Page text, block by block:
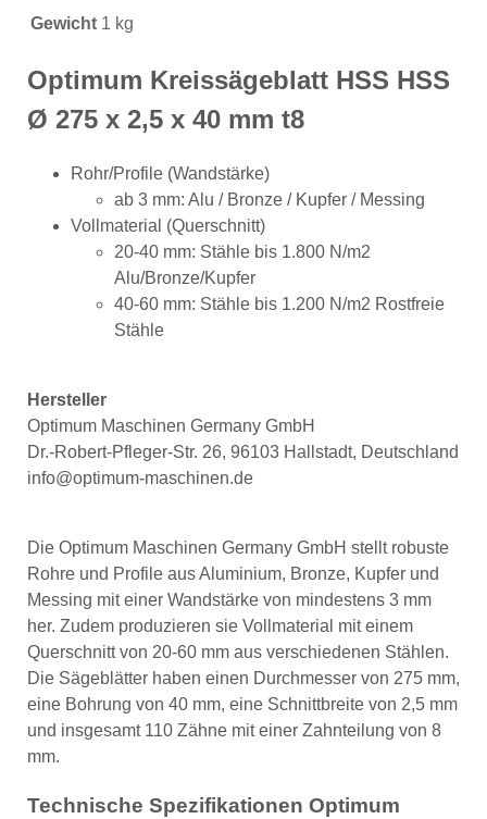
Gewicht 1 kg
Optimum Kreissägeblatt HSS HSS
Ø 275 x 2,5 x 40 mm t8
Rohr/Profile (Wandstärke)
ab 3 mm: Alu / Bronze / Kupfer / Messing
Vollmaterial (Querschnitt)
20-40 mm: Stähle bis 1.800 N/m2
Alu/Bronze/Kupfer
40-60 mm: Stähle bis 1.200 N/m2 Rostfreie
Stähle
Hersteller
Optimum Maschinen Germany GmbH
Dr.-Robert-Pfleger-Str. 26, 96103 Hallstadt, Deutschland
info@optimum-maschinen.de
Die Optimum Maschinen Germany GmbH stellt robuste
Rohre und Profile aus Aluminium, Bronze, Kupfer und
Messing mit einer Wandstärke von mindestens 3 mm
her. Zudem produzieren sie Vollmaterial mit einem
Querschnitt von 20-60 mm aus verschiedenen Stählen.
Die Sägeblätter haben einen Durchmesser von 275 mm,
eine Bohrung von 40 mm, eine Schnittbreite von 2,5 mm
und insgesamt 110 Zähne mit einer Zahnteilung von 8
mm.
Technische Spezifikationen Optimum